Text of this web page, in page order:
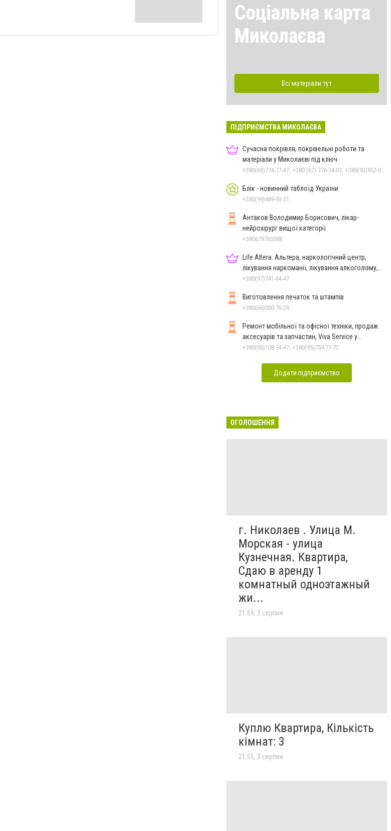
Соціальна карта
Миколаєва
Всі матеріали тут
ПІДПРИЄМСТВА МИКОЛАЄВА
Сучасна покрівля, покрівельні роботи та
матеріали у Миколаєві під ключ
Блік - новинний таблоїд України
+380(99)489-93-31
Антаков Володимир Борисович, лікар-
нейрохірург вищої категорії
+380679765388
Life Altera. Альтера, наркологічний центр,
лікування наркоманії, лікування алкоголізму,
зняття ломки
+380(97)741-44-47
Виготовлення печаток та штампів
+380(66)000-76-28
Ремонт мобільної та офісної техніки, продаж
аксесуарів та запчастин, Viva Service у
Миколаєві
+380(93)108-74-47, +380(95)759-77-72
Додати підприємство
ОГОЛОШЕННЯ
г. Николаев . Улица М.
Морская - улица
Кузнечная. Квартира,
Сдаю в аренду 1
комнатный одноэтажный
жи...
21:59, 3 серпня
Куплю Квартира, Кількість
кімнат: 3
21:55, 3 серпня